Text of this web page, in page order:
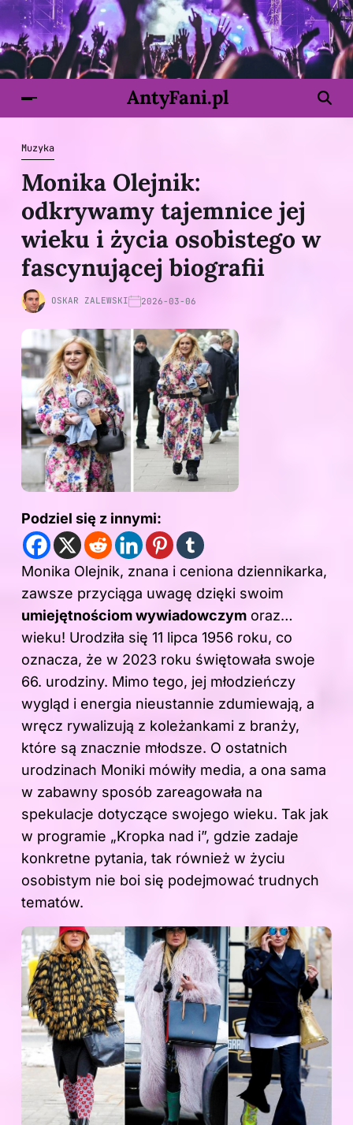
AntyFani.pl
Muzyka
Monika Olejnik:
odkrywamy tajemnice jej
wieku i życia osobistego w
fascynującej biografii
OSKAR ZALEWSKI 2026-03-06
Podziel się z innymi:
Monika Olejnik, znana i ceniona dziennikarka,
zawsze przyciąga uwagę dzięki swoim
umiejętnościom wywiadowczym oraz…
wieku! Urodziła się 11 lipca 1956 roku, co
oznacza, że w 2023 roku świętowała swoje
66. urodziny. Mimo tego, jej młodzieńczy
wygląd i energia nieustannie zdumiewają, a
wręcz rywalizują z koleżankami z branży,
które są znacznie młodsze. O ostatnich
urodzinach Moniki mówiły media, a ona sama
w zabawny sposób zareagowała na
spekulacje dotyczące swojego wieku. Tak jak
w programie „Kropka nad i”, gdzie zadaje
konkretne pytania, tak również w życiu
osobistym nie boi się podejmować trudnych
tematów.